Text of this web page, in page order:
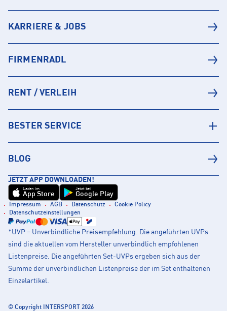
KARRIERE & JOBS
FIRMENRADL
RENT / VERLEIH
BESTER SERVICE
BLOG
JETZT APP DOWNLOADEN!
Laden im
App Store
Jetzt bei
Google Play
Impressum AGB Datenschutz
Cookie Policy
Datenschutzeinstellungen
*UVP = Unverbindliche Preisempfehlung. Die angeführten UVPs
sind die aktuellen vom Hersteller unverbindlich empfohlenen
Listenpreise. Die angeführten Set-UVPs ergeben sich aus der
Summe der unverbindlichen Listenpreise der im Set enthaltenen
Einzelartikel.
© Copyright INTERSPORT 2026